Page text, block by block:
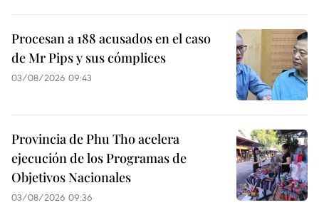
Procesan a 188 acusados en el caso
de Mr Pips y sus cómplices
03/08/2026 09:43
Provincia de Phu Tho acelera
ejecución de los Programas de
Objetivos Nacionales
03/08/2026 09:36